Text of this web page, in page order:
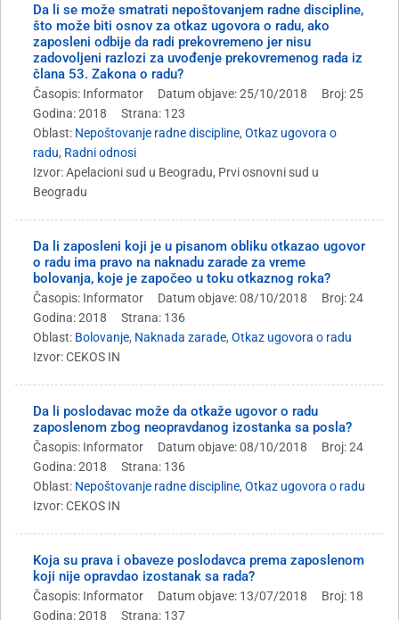
Da li se može smatrati nepoštovanjem radne discipline,
što može biti osnov za otkaz ugovora o radu, ako
zaposleni odbije da radi prekovremeno jer nisu
zadovoljeni razlozi za uvođenje prekovremenog rada iz
člana 53. Zakona o radu?
Časopis: Informator Datum objave: 25/10/2018
Broj: 25
Godina: 2018
Strana: 123
Oblast: Nepoštovanje radne discipline, Otkaz ugovora o
radu, Radni odnosi
Izvor: Apelacioni sud u Beogradu, Prvi osnovni sud u
Beogradu
Da li zaposleni koji je u pisanom obliku otkazao ugovor
o radu ima pravo na naknadu zarade za vreme
bolovanja, koje je započeo u toku otkaznog roka?
Časopis: Informator Datum objave: 08/10/2018
Broj: 24
Godina: 2018
Strana: 136
Oblast: Bolovanje, Naknada zarade, Otkaz ugovora o radu
Izvor: CEKOS IN
Da li poslodavac može da otkaže ugovor o radu
zaposlenom zbog neopravdanog izostanka sa posla?
Časopis: Informator Datum objave: 08/10/2018
Broj: 24
Godina: 2018
Strana: 136
Oblast: Nepoštovanje radne discipline, Otkaz ugovora o radu
Izvor: CEKOS IN
Koja su prava i obaveze poslodavca prema zaposlenom
koji nije opravdao izostanak sa rada?
Časopis: Informator Datum objave: 13/07/2018
Broj: 18
Godina: 2018
Strana: 137